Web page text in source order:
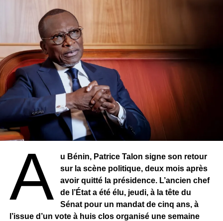
Sur l’international, Ousmane Sonko estime que
un problème de niveau, les Américains savent qu’on a
une constitution et il se permet de leur dire que le
troisième mandat relève de sa volonté”. Pour lui, le
Sénégal n’a pas de leçons à recevoir de la CEDEAO. On
n’a pas de leçon à recevoir d’Alassane Ouattara encore
moins de Macky Sall. La CEDEAO est un syndicat de
Chefs d’État. On nous parle de Force militaire contre les
coups d’État. Et les troisième mandats? » s’interroge
Sonko.
Source : SénégalActu
RELATED TOPICS:
UP NEXT
SÉNÉGAL – Rapport Cour des comptes : « Il faut
que le ministère de la Justice suive les
recommandations … »
A
u Bénin, Patrice Talon signe son retour
sur la scène politique, deux mois après
avoir quitté la présidence. L’ancien chef
de l’État a été élu, jeudi, à la tête du
Sénat pour un mandat de cinq ans, à
l’issue d’un vote à huis clos organisé une semaine